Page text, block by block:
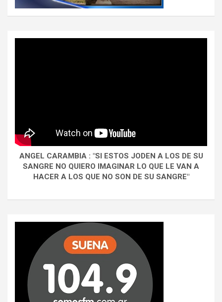
ANGEL CARAMBIA : "SI ESTOS JODEN A LOS DE SU
SANGRE NO QUIERO IMAGINAR LO QUE LE VAN A
HACER A LOS QUE NO SON DE SU SANGRE"